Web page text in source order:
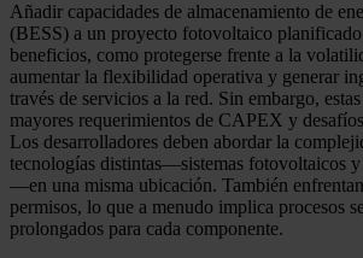
Añadir capacidades de almacenamiento de
(BESS) a un proyecto fotovoltaico
beneficios, como protegerse frente a la
aumentar la flexibilidad operativa y generar
través de servicios a la red. Sin embargo,
mayores requerimientos de CAPEX y
Los desarrolladores deben abordar la
tecnologías distintas—sistemas fotovoltaicos y
—en una misma ubicación. También
permisos, lo que a menudo implica procesos
prolongados para cada componente.